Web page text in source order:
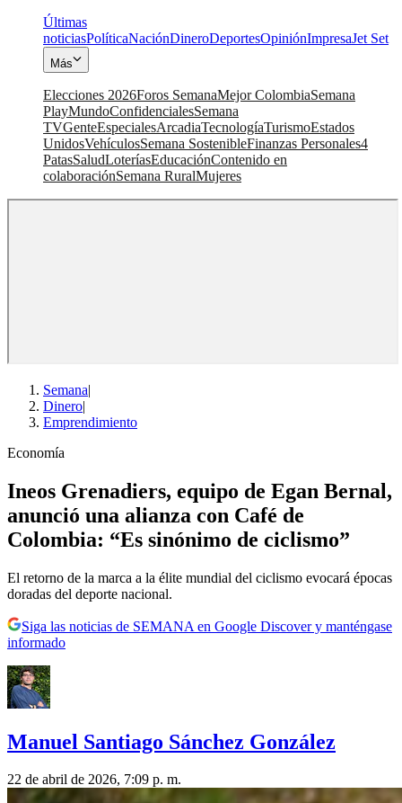
Últimas
noticiasPolíticaNaciónDineroDeportesOpiniónImpresaJet Set
Más
Elecciones 2026Foros SemanaMejor ColombiaSemana
PlayMundoConfidencialesSemana
TVGenteEspecialesArcadiaTecnologíaTurismoEstados
UnidosVehículosSemana SostenibleFinanzas Personales4
PatasSaludLoteríasEducaciónContenido en
colaboraciónSemana RuralMujeres
Semana|
Dinero|
Emprendimiento
Economía
Ineos Grenadiers, equipo de Egan Bernal,
anunció una alianza con Café de
Colombia: “Es sinónimo de ciclismo”
El retorno de la marca a la élite mundial del ciclismo evocará épocas
doradas del deporte nacional.
Siga las noticias de SEMANA en Google Discover y manténgase
informado
Manuel Santiago Sánchez González
22 de abril de 2026, 7:09 p. m.